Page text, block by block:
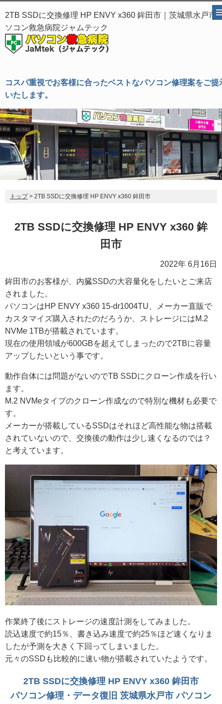
2TB SSDに交換修理 HP ENVY x360 鉾田市｜茨城県水戸市
ソコン救急病院ジャムテック
コスパ重視でお客様に合ったベストなパソコン修理案をご提
いたします。
トップ> 2TB SSDに交換修理 HP ENVY x360 鉾田市
2TB SSDに交換修理 HP ENVY x360 鉾
田市
2022年 6月16日
鉾田市のお客様が、内臓SSDの大容量化をしたいとご来店
されました。
パソコンはHP ENVY x360 15-dr1004TU、メーカー直販で
カスタマイズ購入されたのだろうか、ストレージにはM.2
NVMe 1TBが搭載されています。
現在の使用領域が600GBを超えてしまったので2TBに容量
アップしたいという事です。
動作自体には問題がないのでTB SSDにクローン作成を行い
ます。
M.2 NVMeタイプのクローン作成なので特別な機材も必要で
す。
メーカーが搭載しているSSDはそれほど高性能な物は搭載
されていないので、交換後の動作は少し速くなるのでは？
と考えています。
作業終了後にストレージの速度計測をしてみました。
読込速度で約15％、書き込み速度で約25％ほど速くなりま
したが予測を大きく下回ってしまいました。
元々のSSDも比較的に速い物が搭載されていたようです。
2TB SSDに交換修理 HP ENVY x360 鉾田市
パソコン修理・データ復旧 茨城県水戸市 パソコン